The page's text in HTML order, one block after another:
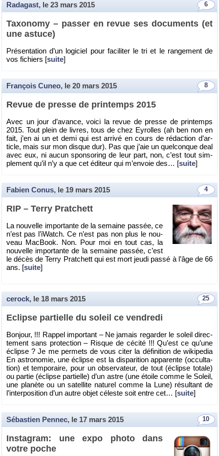
6
Radagast, le 23 mars 2015
Taxo­nomy – pas­ser en revue ses do­cu­ments (et
une as­tuce)
Pré­sen­ta­tion d’un lo­gi­ciel pour fa­ci­li­ter le tri et le ran­ge­ment de
vos fi­chiers [suite]
8
François Cuneo, le 20 mars 2015
Revue de presse de prin­temps 2015
Avec un jour d’avance, voici la revue de presse de prin­temps
2015. Tout plein de livres, tous de chez Ey­rolles (ah ben non en
fait, j’en ai un et demi qui est ar­rivé en cours de ré­dac­tion d’ar­
ticle, mais sur mon disque dur). Pas que j’aie un quel­conque deal
avec eux, ni aucun spon­so­ring de leur part, non, c’est tout sim­
ple­ment qu’il n’y a que cet édi­teur qui m’en­voie des… [suite]
4
Fabien Conus, le 19 mars 2015
RIP – Terry Prat­chett
La nou­velle im­por­tante de la se­maine pas­sée, ce
n’est pas l’iWatch. Ce n’est pas non plus le nou­
veau Mac­Book. Non. Pour moi en tout cas, la
nou­velle im­por­tante de la se­maine pas­sée, c’est
le décès de Terry Prat­chett qui est mort jeudi passé à l’âge de 66
ans. [suite]
25
cerock, le 18 mars 2015
Eclipse par­tielle du so­leil ce ven­dredi
Bon­jour, !!! Rap­pel im­por­tant – Ne ja­mais re­gar­der le so­leil di­rec­
te­ment sans pro­tec­tion – Risque de cé­cité !!! Qu’est ce qu’une
éclipse ? Je me per­mets de vous citer la dé­fi­ni­tion de wi­ki­pe­dia
En as­tro­no­mie, une éclipse est la dis­pa­ri­tion ap­pa­rente (oc­cul­ta­
tion) et tem­po­raire, pour un ob­ser­va­teur, de tout (éclipse to­tale)
ou par­tie (éclipse par­tielle) d’un astre (une étoile comme le So­leil,
une pla­nète ou un sa­tel­lite na­tu­rel comme la Lune) ré­sul­tant de
l’in­ter­po­si­tion d’un autre objet cé­leste soit entre cet… [suite]
10
Sébastien Pennec, le 17 mars 2015
Ins­ta­gram: une expo photo dans
votre poche